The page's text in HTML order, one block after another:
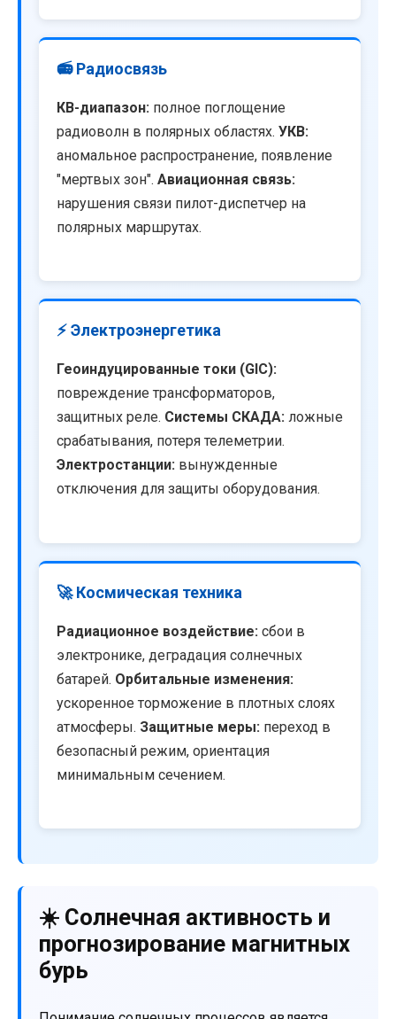
📻 Радиосвязь
КВ-диапазон: полное поглощение
радиоволн в полярных областях. УКВ:
аномальное распространение, появление
"мертвых зон". Авиационная связь:
нарушения связи пилот-диспетчер на
полярных маршрутах.
⚡ Электроэнергетика
Геоиндуцированные токи (GIC):
повреждение трансформаторов,
защитных реле. Системы СКАДА: ложные
срабатывания, потеря телеметрии.
Электростанции: вынужденные
отключения для защиты оборудования.
🚀 Космическая техника
Радиационное воздействие: сбои в
электронике, деградация солнечных
батарей. Орбитальные изменения:
ускоренное торможение в плотных слоях
атмосферы. Защитные меры: переход в
безопасный режим, ориентация
минимальным сечением.
☀️ Солнечная активность и
прогнозирование магнитных
бурь